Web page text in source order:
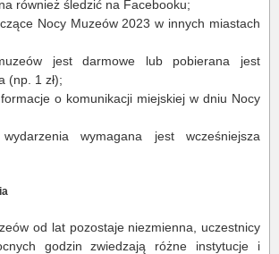
również śledzić na Facebooku;
Nocy Muzeów 2023 w innych miastach
jest darmowe lub pobierana jest
(np. 1 zł);
o komunikacji miejskiej w dniu Nocy
wymagana jest wcześniejsza
od lat pozostaje niezmienna, uczestnicy
godzin zwiedzają różne instytucje i